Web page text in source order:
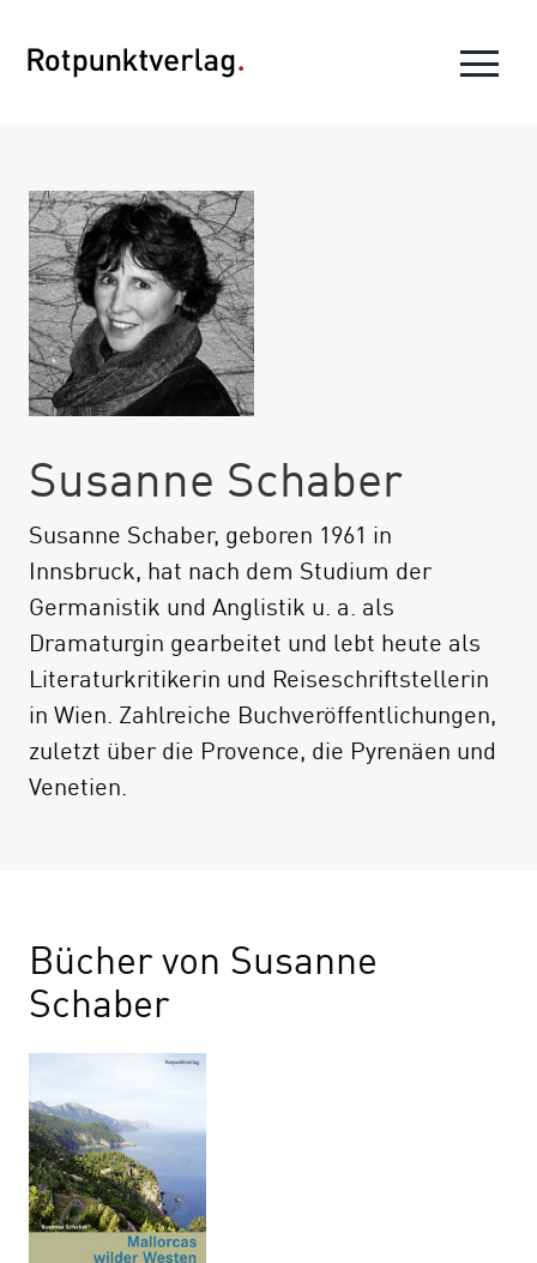
Susanne Schaber
Susanne Schaber, geboren 1961 in
Innsbruck, hat nach dem Studium der
Germanistik und Anglistik u. a. als
Dramaturgin gearbeitet und lebt heute als
Literaturkritikerin und Reiseschriftstellerin
in Wien. Zahlreiche Buchveröffentlichungen,
zuletzt über die Provence, die Pyrenäen und
Venetien.
Bücher von Susanne
Schaber